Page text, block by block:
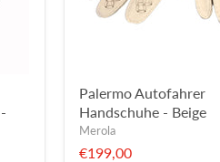
Palermo Autofahrer
Handschuhe - Beige
Merola
€199,00